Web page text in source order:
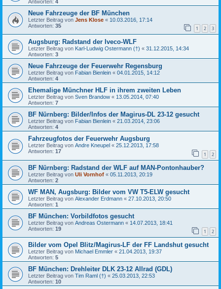
Antworten: 4
Neue Fahrzeuge der BF München
Letzter Beitrag von Jens Klose « 10.03.2016, 17:14
Antworten: 35 1 2 3
Augsburg: Radstand der Iveco-WLF
Letzter Beitrag von Karl-Ludwig Ostermann (†) « 31.12.2015, 14:34
Antworten: 3
Neue Fahrzeuge der Feuerwehr Regensburg
Letzter Beitrag von Fabian Bienlein « 04.01.2015, 14:12
Antworten: 4
Ehemalige Münchner HLF in ihrem zweiten Leben
Letzter Beitrag von Sven Brandow « 13.05.2014, 07:40
Antworten: 7
BF Nürnberg: Bilder/Infos der Magirus-DL 23-12 gesucht
Letzter Beitrag von Fabian Bienlein « 21.03.2014, 23:06
Antworten: 4
Fahrzeugfotos der Feuerwehr Augsburg
Letzter Beitrag von Andre Kneupel « 25.12.2013, 17:58
Antworten: 17 1 2
BF Nürnberg: Radstand der WLF auf MAN-Pontonhauber?
Letzter Beitrag von Uli Vornhof « 05.11.2013, 20:19
Antworten: 2
WF MAN, Augsburg: Bilder vom VW T5-ELW gesucht
Letzter Beitrag von Alexander Erdmann « 27.10.2013, 20:50
Antworten: 1
BF München: Vorbildfotos gesucht
Letzter Beitrag von Andreas Ostermann « 14.07.2013, 18:41
Antworten: 19 1 2
Bilder vom Opel Blitz/Magirus-LF der FF Landshut gesucht
Letzter Beitrag von Michael Emmler « 21.04.2013, 19:37
Antworten: 5
BF München: Drehleiter DLK 23-12 Allrad (GDL)
Letzter Beitrag von Tim Raml (†) « 25.03.2013, 22:53
Antworten: 10